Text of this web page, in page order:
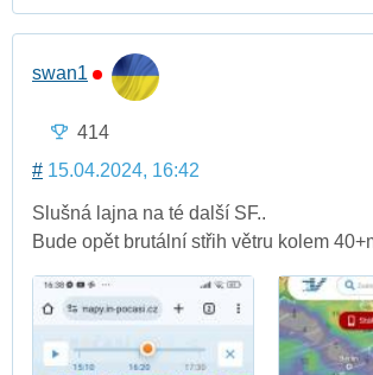
swan1
414
# 15.04.2024, 16:42
Slušná lajna na té další SF..
Bude opět brutální střih větru kolem